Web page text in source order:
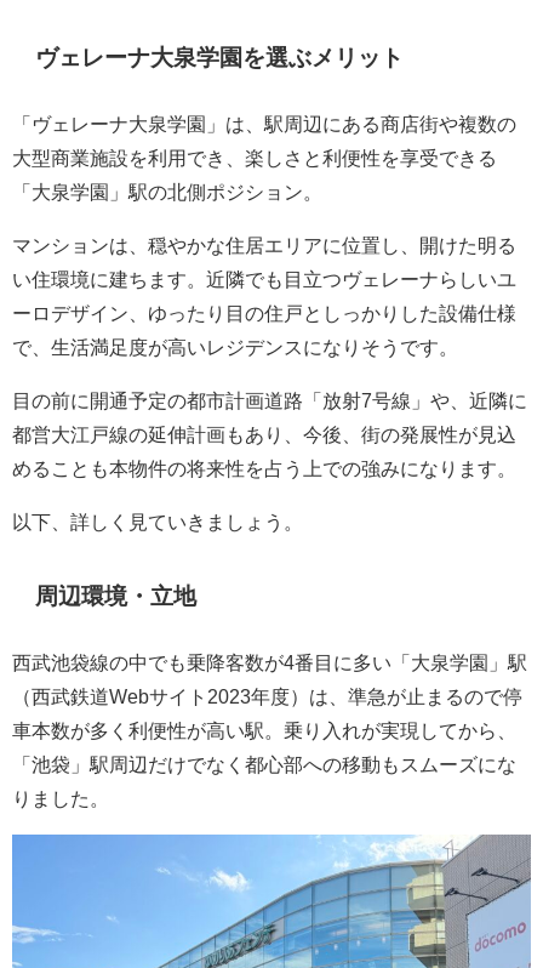
ヴェレーナ大泉学園を選ぶメリット
「ヴェレーナ大泉学園」は、駅周辺にある商店街や複数の
大型商業施設を利用でき、楽しさと利便性を享受できる
「大泉学園」駅の北側ポジション。
マンションは、穏やかな住居エリアに位置し、開けた明る
い住環境に建ちます。近隣でも目立つヴェレーナらしいユ
ーロデザイン、ゆったり目の住戸としっかりした設備仕様
で、生活満足度が高いレジデンスになりそうです。
目の前に開通予定の都市計画道路「放射7号線」や、近隣に
都営大江戸線の延伸計画もあり、今後、街の発展性が見込
めることも本物件の将来性を占う上での強みになります。
以下、詳しく見ていきましょう。
周辺環境・立地
西武池袋線の中でも乗降客数が4番目に多い「大泉学園」駅
（西武鉄道Webサイト2023年度）は、準急が止まるので停
車本数が多く利便性が高い駅。乗り入れが実現してから、
「池袋」駅周辺だけでなく都心部への移動もスムーズにな
りました。